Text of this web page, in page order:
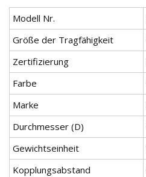
Modell Nr.
Größe der Tragfähigkeit
Zertifizierung
Farbe
Marke
Durchmesser (D)
Gewichtseinheit
Kopplungsabstand